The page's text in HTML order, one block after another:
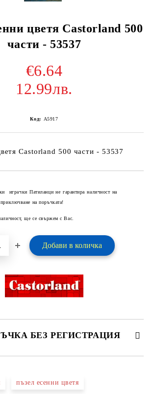
цветя Castorland 500
части - 53537
€6.64
12.99лв.
Код: A5917
Castorland 500 части - 53537
играчки Патиланци не гарантира наличност на
на поръчката!
ще се свържем с Вас.
БЕЗ РЕГИСТРАЦИЯ
пъзел есенни цветя